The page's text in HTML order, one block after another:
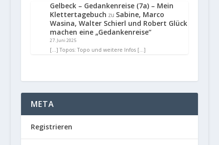
Gelbeck – Gedankenreise (7a) – Mein
Klettertagebuch zu Sabine, Marco
Wasina, Walter Schierl und Robert Glück
machen eine „Gedankenreise“
27. Juni 2025
[…] Topos: Topo und weitere Infos […]
META
Registrieren